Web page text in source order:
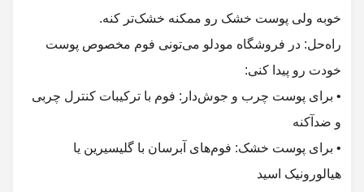
خوبه ولی پوست خشک رو ممکنه خشک‌تر کنه.
راه‌حل: در
می‌تونی فوم مخصوص پوست
• برای پوست چرب و جوش‌دار: فوم با ترکیبات کنترل چربی
• برای پوست خشک: فوم‌های آبرسان با گلیسیرین یا